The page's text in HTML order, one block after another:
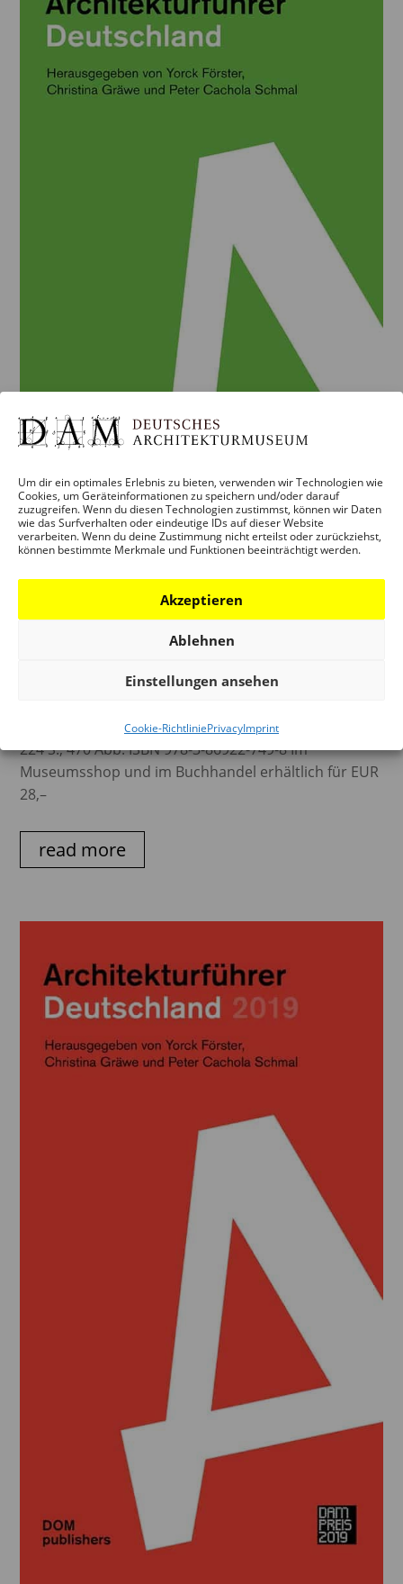
Um dir ein optimales Erlebnis zu bieten, verwenden wir Technologien wie
Cookies, um Geräteinformationen zu speichern und/oder darauf
zuzugreifen. Wenn du diesen Technologien zustimmst, können wir Daten
wie das Surfverhalten oder eindeutige IDs auf dieser Website
verarbeiten. Wenn du deine Zustimmung nicht erteilst oder zurückziehst,
können bestimmte Merkmale und Funktionen beeinträchtigt werden.
Akzeptieren
Ablehnen
Einstellungen ansehen
Cookie-RichtliniePrivacyImprint
ARCHITEKTURFÜHRER
DEUTSCHLAND 2020
Peter Cachola Schmal DOM publishers 135 x 245 mm,
224 S., 470 Abb. ISBN 978-3-86922-749-8 Im
Museumsshop und im Buchhandel erhältlich für EUR
28,–
read more